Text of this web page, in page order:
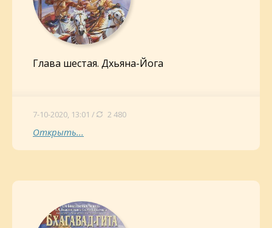
Глава шестая. Дхьяна-Йога
7-10-2020, 13:01 / 2 480
Открыть...